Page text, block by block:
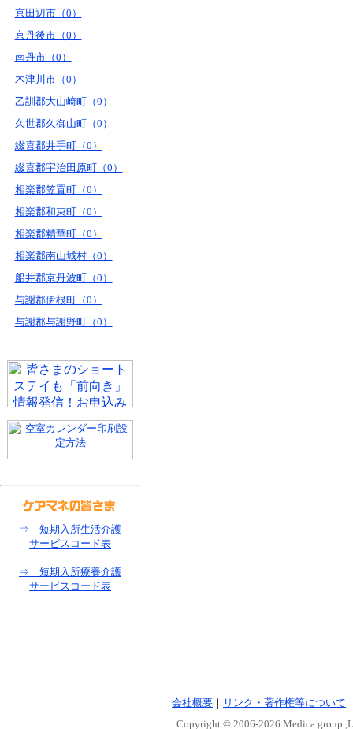
京田辺市（0）
京丹後市（0）
南丹市（0）
木津川市（0）
乙訓郡大山崎町（0）
久世郡久御山町（0）
綴喜郡井手町（0）
綴喜郡宇治田原町（0）
相楽郡笠置町（0）
相楽郡和束町（0）
相楽郡精華町（0）
相楽郡南山城村（0）
船井郡京丹波町（0）
与謝郡伊根町（0）
与謝郡与謝野町（0）
⇒ 短期入所生活介護
サービスコード表
⇒ 短期入所療養介護
サービスコード表
会社概要 ｜ リンク・著作権等について
Copyright © 2006-2026 Medica